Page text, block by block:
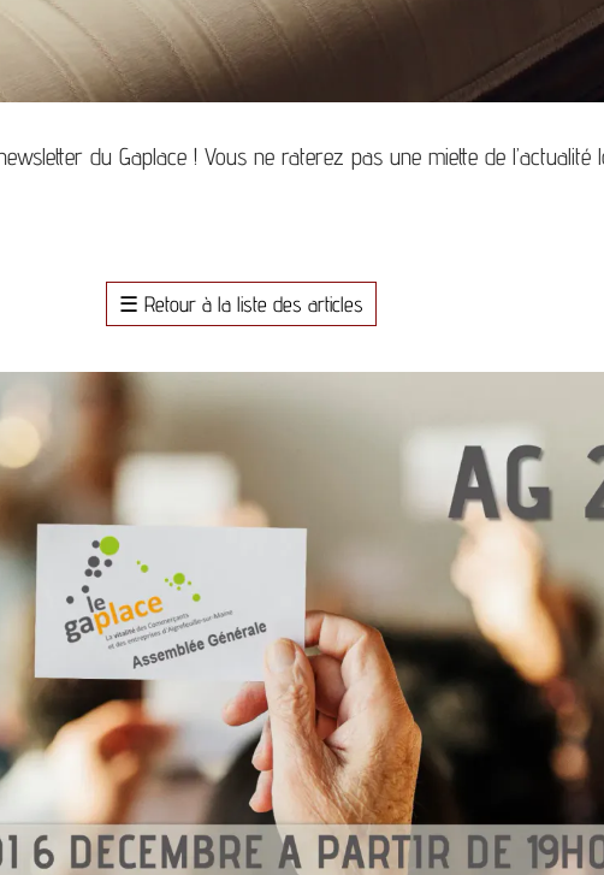
du Gaplace ! Vous ne raterez pas une miette de l’actualité
☰ Retour à la liste des articles